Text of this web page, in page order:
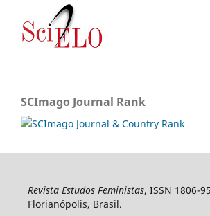
SCImago Journal Rank
Revista Estudos Feministas, ISSN 1806-
Florianópolis, Brasil.